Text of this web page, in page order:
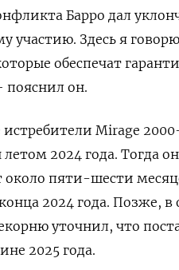
Барро дал
участию. Здесь я
обеспечат
пояснил он.
Mirage
2024 года. Тогда
около пяти-шести
2024 года. Позже, в
уточнил, что
2025 года.